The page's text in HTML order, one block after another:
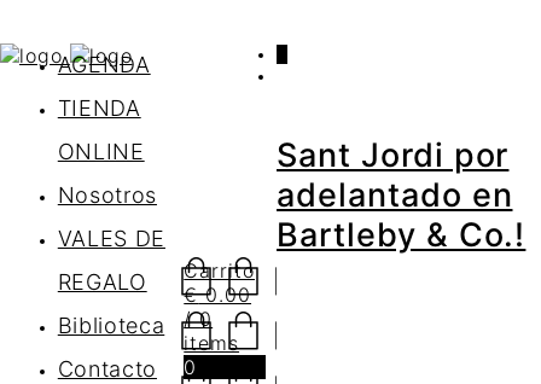
AGENDA
TIENDA
ONLINE
Nosotros
VALES DE
REGALO
Biblioteca
Contacto
Carrito
€0.00
/ 0
items
0
Sant Jordi por
adelantado en
Bartleby & Co.!